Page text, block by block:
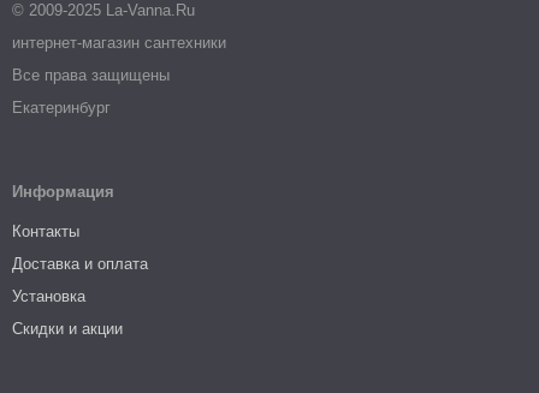
© 2009-2025 La-Vanna.Ru
интернет-магазин сантехники
Все права защищены
Екатеринбург
Информация
Контакты
Доставка и оплата
Установка
Скидки и акции